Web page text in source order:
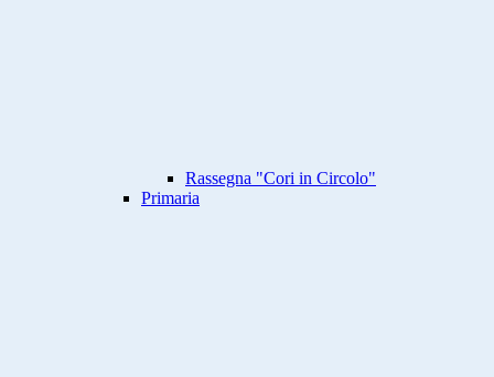
Rassegna "Cori in Circolo"
Primaria